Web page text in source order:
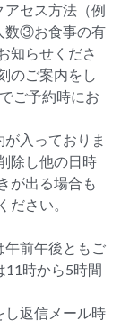
セス方法（例
数③お食事の有
知らせくださ
のご案内をし
ご予約時にお
入っておりま
除し他の日時
が出る場合も
ださい。
午前午後ともご
11時から5時間
し返信メール時